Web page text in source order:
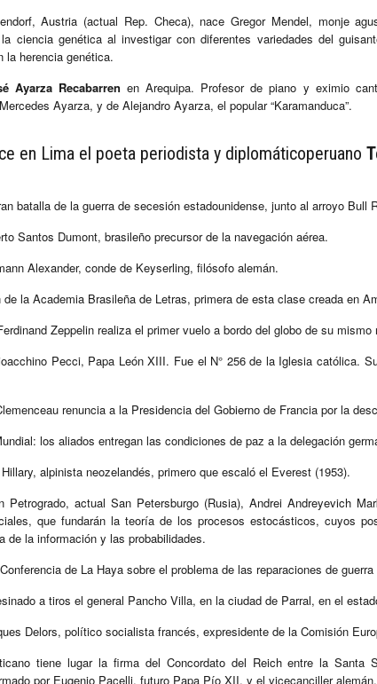
Austria (actual Rep. Checa), nace Gregor Mendel, monje
ciencia genética al investigar con diferentes variedades del
la herencia genética.
Ayarza Recabarren en Arequipa. Profesor de piano y eximio
Ayarza, y de Alejandro Ayarza, el popular “Karamanduca”.
en Lima el poeta periodista y diplomáticoperuano
batalla de la guerra de secesión estadounidense, junto al arroyo Bull
Santos Dumont, brasileño precursor de la navegación aérea.
Alexander, conde de Keyserling, filósofo alemán.
de la Academia Brasileña de Letras, primera de esta clase creada en
Zeppelin realiza el primer vuelo a bordo del globo de su mismo
Pecci, Papa León XIII. Fue el N° 256 de la Iglesia católica.
renuncia a la Presidencia del Gobierno de Francia por la
los aliados entregan las condiciones de paz a la delegación
alpinista neozelandés, primero que escaló el Everest (1953).
Petrogrado, actual San Petersburgo (Rusia), Andrei Andreyevich
que fundarán la teoría de los procesos estocásticos, cuyos
de la información y las probabilidades.
de La Haya sobre el problema de las reparaciones de
a tiros el general Pancho Villa, en la ciudad de Parral, en el
Delors, político socialista francés, expresidente de la Comisión
tiene lugar la firma del Concordato del Reich entre la Santa
por Eugenio Pacelli, futuro Papa Pío XII, y el vicecanciller